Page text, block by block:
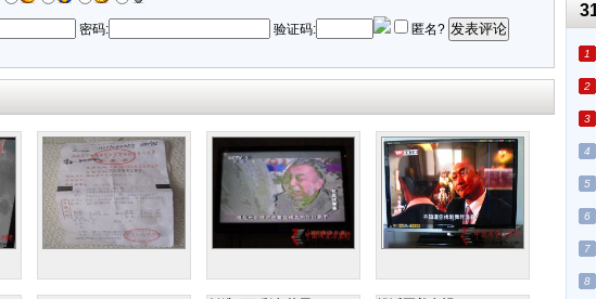
密码: 验证码: 匿名? 发表评论
1
2
3
4
5
6
7
8